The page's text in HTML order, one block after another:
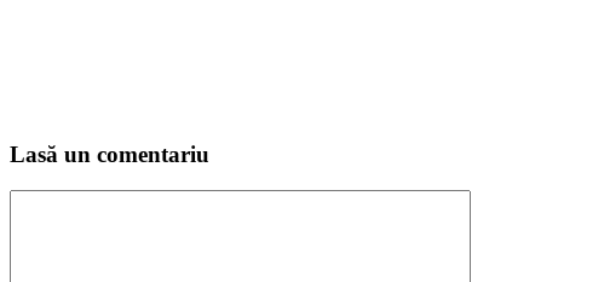
Lasă un comentariu